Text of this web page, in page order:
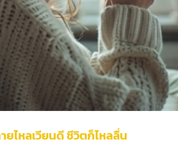
ยไหลเวียนดี ชีวิตก็ไหลลื่น